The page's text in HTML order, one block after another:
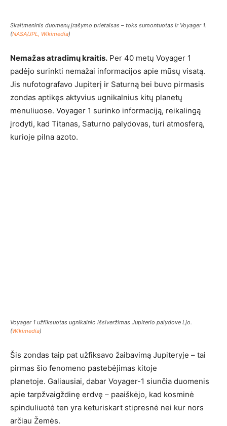
Skaitmeninis duomenų įrašymo prietaisas – toks sumontuotas ir Voyager 1.
(NASA/JPL, Wikimedia)
Nemažas atradimų kraitis. Per 40 metų Voyager 1
padėjo surinkti nemažai informacijos apie mūsų visatą.
Jis nufotografavo Jupiterį ir Saturną bei buvo pirmasis
zondas aptikęs aktyvius ugnikalnius kitų planetų
mėnuliuose. Voyager 1 surinko informaciją, reikalingą
įrodyti, kad Titanas, Saturno palydovas, turi atmosferą,
kurioje pilna azoto.
Voyager 1 užfiksuotas ugnikalnio išsiveržimas Jupiterio palydove Ljo.
(Wikimedia)
Šis zondas taip pat užfiksavo žaibavimą Jupiteryje – tai
pirmas šio fenomeno pastebėjimas kitoje
planetoje. Galiausiai, dabar Voyager-1 siunčia duomenis
apie tarpžvaigždinę erdvę – paaiškėjo, kad kosminė
spinduliuotė ten yra keturiskart stipresnė nei kur nors
arčiau Žemės.